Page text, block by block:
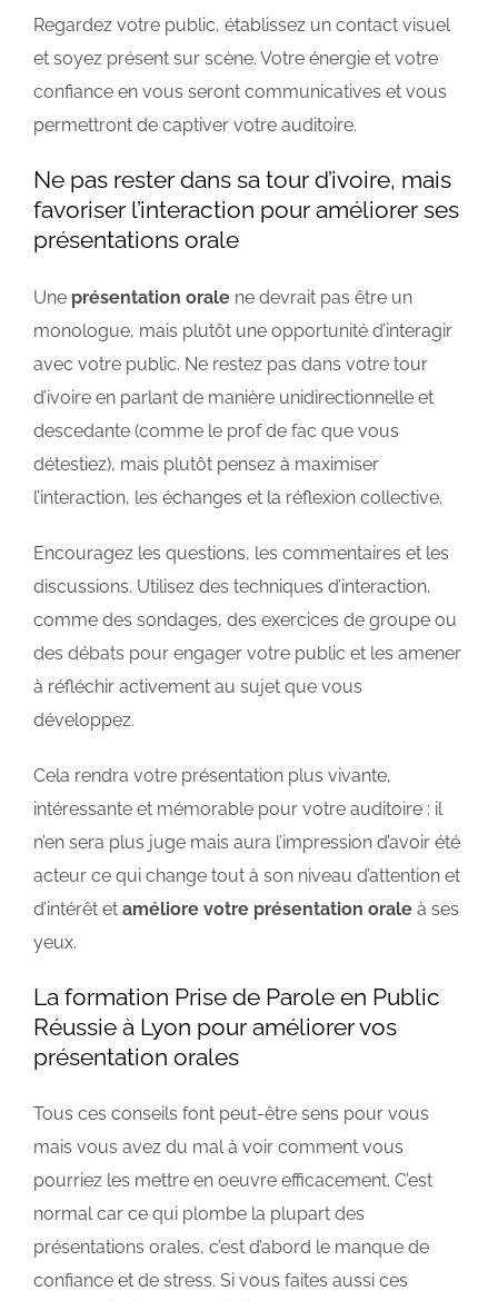
Regardez votre public, établissez un contact visuel
et soyez présent sur scène. Votre énergie et votre
confiance en vous seront communicatives et vous
permettront de captiver votre auditoire.
Ne pas rester dans sa tour d’ivoire, mais
favoriser l’interaction pour améliorer ses
présentations orale
Une présentation orale ne devrait pas être un
monologue, mais plutôt une opportunité d’interagir
avec votre public. Ne restez pas dans votre tour
d’ivoire en parlant de manière unidirectionnelle et
descedante (comme le prof de fac que vous
détestiez), mais plutôt pensez à maximiser
l’interaction, les échanges et la réflexion collective.
Encouragez les questions, les commentaires et les
discussions. Utilisez des techniques d’interaction,
comme des sondages, des exercices de groupe ou
des débats pour engager votre public et les amener
à réfléchir activement au sujet que vous
développez.
Cela rendra votre présentation plus vivante,
intéressante et mémorable pour votre auditoire : il
n’en sera plus juge mais aura l’impression d’avoir été
acteur ce qui change tout à son niveau d’attention et
d’intérêt et améliore votre présentation orale à ses
yeux.
La formation Prise de Parole en Public
Réussie à Lyon pour améliorer vos
présentation orales
Tous ces conseils font peut-être sens pour vous
mais vous avez du mal à voir comment vous
pourriez les mettre en oeuvre efficacement. C’est
normal car ce qui plombe la plupart des
présentations orales, c’est d’abord le manque de
confiance et de stress. Si vous faites aussi ces